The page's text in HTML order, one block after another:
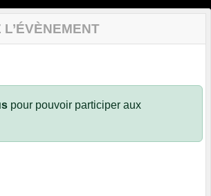
pour pouvoir participer aux